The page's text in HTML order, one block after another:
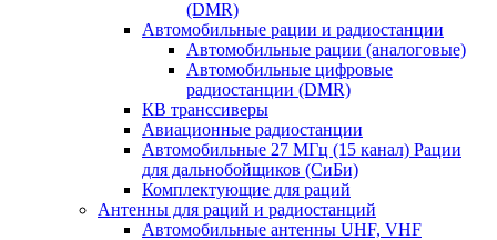
(DMR)
Автомобильные рации и радиостанции
Автомобильные рации (аналоговые)
Автомобильные цифровые
радиостанции (DMR)
КВ транссиверы
Авиационные радиостанции
Автомобильные 27 МГц (15 канал) Рации
для дальнобойщиков (СиБи)
Комплектующие для раций
Антенны для раций и радиостанций
Автомобильные антенны UHF, VHF